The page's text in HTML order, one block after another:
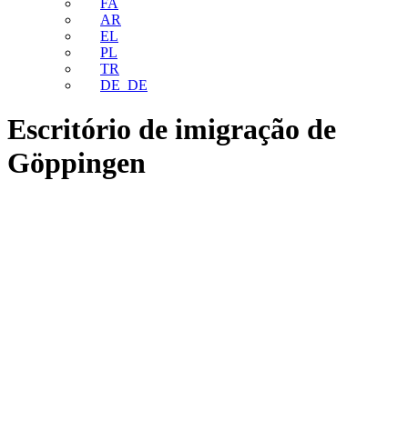
FA
AR
EL
PL
TR
DE_DE
Escritório de imigração de
Göppingen